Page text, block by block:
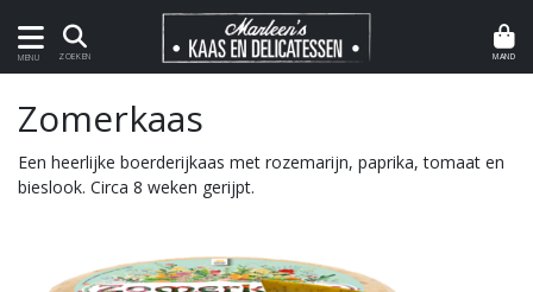
MENU ZOEKEN MAND
Zomerkaas
Een heerlijke boerderijkaas met rozemarijn, paprika, tomaat en
bieslook. Circa 8 weken gerijpt.